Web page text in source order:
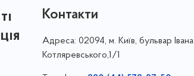
Контакти
Адреса: 02094, м. Київ, бульвар Івана
Котляревського,1/1